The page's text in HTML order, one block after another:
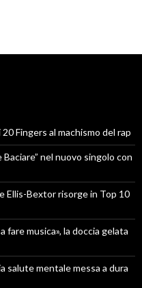
Fingers al machismo del rap
nel nuovo singolo con
Ellis-Bextor risorge in Top 10
fare musica», la doccia gelata
salute mentale messa a dura